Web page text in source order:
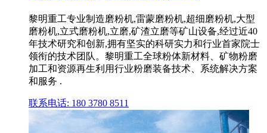
黎明重工专业制造磨粉机,雷蒙磨粉机,超细磨粉机,大型
磨粉机,立式磨粉机,立磨,矿渣立磨等矿山设备,经过近40
年技术研究和创新,拥有坚实的科研实力和行业首家院士
领衔的技术团队。黎明重工全球粉体新材料、矿物粉磨
加工和资源再生利用行业粉磨装备技术、系统解决方案
和服务 .
联系电话: 180 3780 8511